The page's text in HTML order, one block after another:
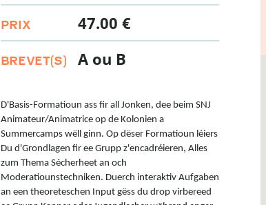
PRIX 47.00 €
BREVET(S) A ou B
D'Basis-Formatioun ass fir all Jonken, dee beim SNJ
Animateur/Animatrice op de Kolonien a
Summercamps wëll ginn. Op dëser Formatioun léiers
Du d'Grondlagen fir ee Grupp z'encadréieren, Alles
zum Thema Sécherheet an och
Moderatiounstechniken. Duerch interaktiv Aufgaben
an een theoreteschen Input gëss du drop virbereed